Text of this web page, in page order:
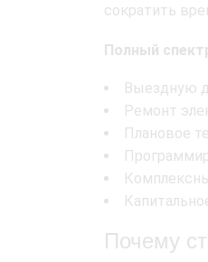
сократить
Полный
Выездную
Ремонт
Плановое
Почему